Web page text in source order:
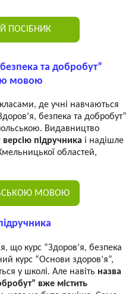
ПОСІБНИК
та добробут”
мовою
де учні навчаються
безпека та добробут”
Видавництво
версію підручника і надішле
областей,
МОВОЮ
що курс “Здоров’я, безпека
курс “Основи здоров’я”,
у школі. Але навіть назва
вже містить